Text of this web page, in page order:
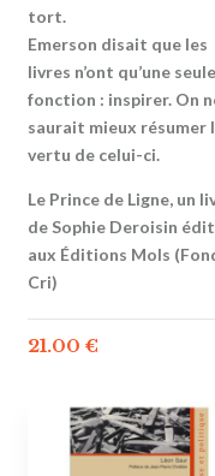
tort.
Emerson disait que les
livres n’ont qu’une seule
fonction : inspirer. On
saurait mieux résumer
vertu de celui-ci.
Le Prince de Ligne, un
de Sophie Deroisin
aux Éditions Mols
Cri)
21.00 €